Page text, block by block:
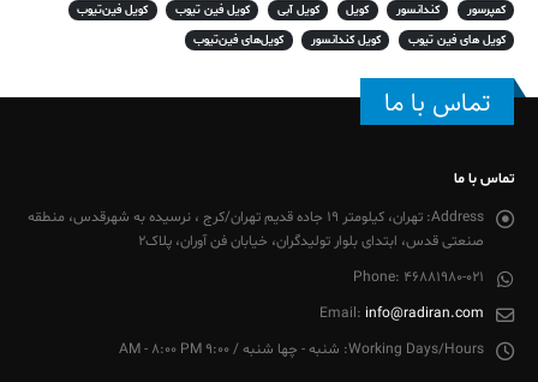
کمپرسور
کندانسور کویل کویل آبی کویل فین تیوب
کویل فین‌تیوب
کویل های فین تیوب
کویل کندانسور کویل‌های فین‌تیوب
تماس با ما
تماس با ما
Address:
تهران، کیلومتر 19 جاده قدیم تهران/کرج ، نرسیده به شهرقدس، منطقه
صنعتی قدس، ابتدای بلوار تولیدگران، خیابان فن آوران، پلاک2
Phone: 46881980-021
Email: info@radiran.com
Working Days/Hours: شنبه - چها شنبه / 9:00 AM - 8:00 PM